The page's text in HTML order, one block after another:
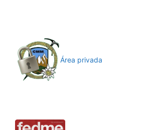
Área privada